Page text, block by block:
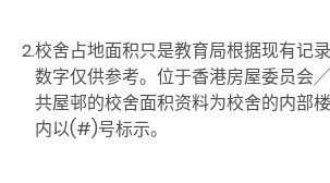
2.校舍占地面积只是教育局根据现有记
数字仅供参考。位于香港房屋委员会
共屋邨的校舍面积资料为校舍的内部
内以(#)号标示。